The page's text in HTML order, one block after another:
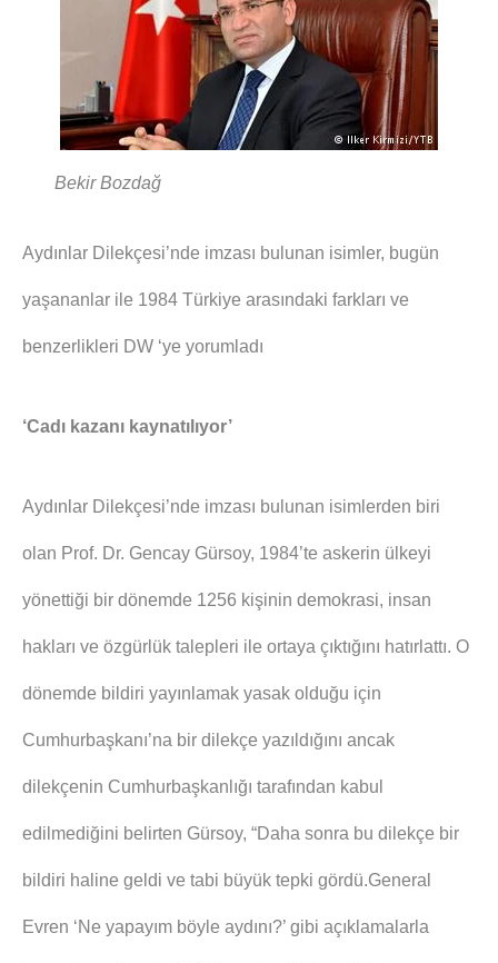
Bekir Bozdağ
Aydınlar Dilekçesi’nde imzası bulunan isimler, bugün
yaşananlar ile 1984 Türkiye arasındaki farkları ve
benzerlikleri DW ‘ye yorumladı
‘Cadı kazanı kaynatılıyor’
Aydınlar Dilekçesi’nde imzası bulunan isimlerden biri
olan Prof. Dr. Gencay Gürsoy, 1984’te askerin ülkeyi
yönettiği bir dönemde 1256 kişinin demokrasi, insan
hakları ve özgürlük talepleri ile ortaya çıktığını hatırlattı. O
dönemde bildiri yayınlamak yasak olduğu için
Cumhurbaşkanı’na bir dilekçe yazıldığını ancak
dilekçenin Cumhurbaşkanlığı tarafından kabul
edilmediğini belirten Gürsoy, “Daha sonra bu dilekçe bir
bildiri haline geldi ve tabi büyük tepki gördü.General
Evren ‘Ne yapayım böyle aydını?’ gibi açıklamalarla